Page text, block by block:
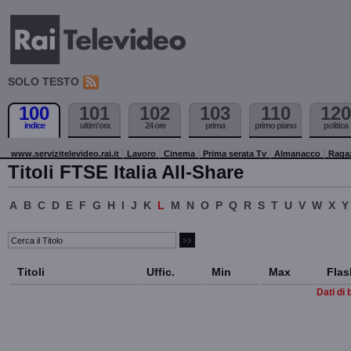
SOLO TESTO
100
indice
101
ultim'ora
102
24 ore
103
prima
110
primo piano
120
politica
www.servizitelevideo.rai.it Lavoro Cinema Prima serata Tv Almanacco
Titoli FTSE Italia All-Share
A B C D E F G H I J K L M N O P Q R S T U V W X Y
Titoli Uffic. Min Max
Dati di